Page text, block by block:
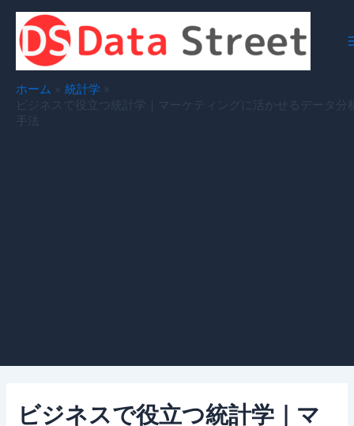
ホーム
統計学
ビジネスで役立つ統計学｜マーケティングに活かせるデータ分
手法
ビジネスで役立つ統計学｜マ